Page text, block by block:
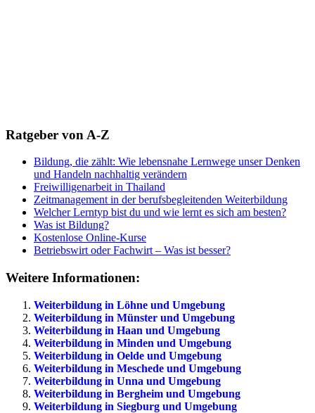
Ratgeber von A-Z
Bildung, die zählt: Wie lebensnahe Lernwege unser Denken
und Handeln nachhaltig verändern
Freiwilligenarbeit in Thailand
Zeitmanagement in der berufsbegleitenden Weiterbildung
Welcher Lerntyp bist du und wie lernt es sich am besten?
Was ist Bildung?
Kostenlose Online-Kurse
Betriebswirt oder Fachwirt – Was ist besser?
Weitere Informationen:
Weiterbildung in Löhne und Umgebung
Weiterbildung in Münster und Umgebung
Weiterbildung in Haan und Umgebung
Weiterbildung in Minden und Umgebung
Weiterbildung in Oelde und Umgebung
Weiterbildung in Meschede und Umgebung
Weiterbildung in Unna und Umgebung
Weiterbildung in Bergheim und Umgebung
Weiterbildung in Siegburg und Umgebung